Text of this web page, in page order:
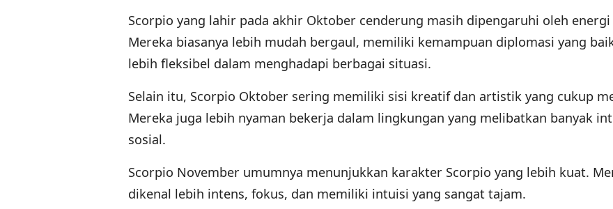
Scorpio yang lahir pada akhir Oktober cenderung masih dipengaruhi oleh
Mereka biasanya lebih mudah bergaul, memiliki kemampuan diplomasi yang
lebih fleksibel dalam menghadapi berbagai situasi.
Selain itu, Scorpio Oktober sering memiliki sisi kreatif dan artistik yang cukup
Mereka juga lebih nyaman bekerja dalam lingkungan yang melibatkan banyak
sosial.
Scorpio November umumnya menunjukkan karakter Scorpio yang lebih kuat.
dikenal lebih intens, fokus, dan memiliki intuisi yang sangat tajam.